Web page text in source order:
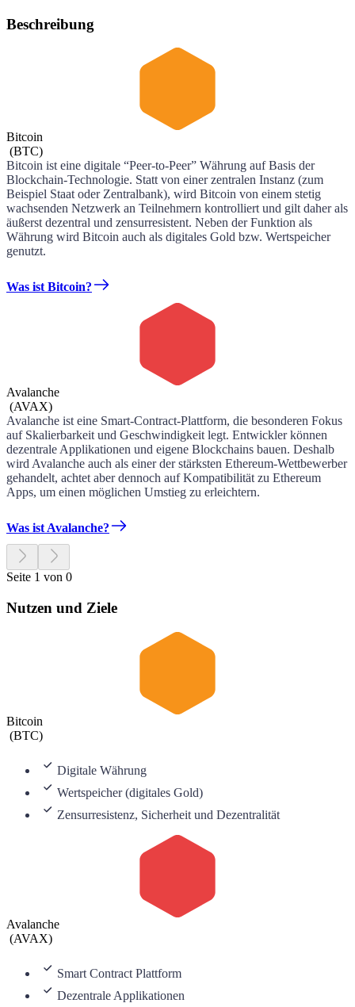
Beschreibung
Bitcoin
(BTC)
Bitcoin ist eine digitale “Peer-to-Peer” Währung auf Basis der
Blockchain-Technologie. Statt von einer zentralen Instanz (zum
Beispiel Staat oder Zentralbank), wird Bitcoin von einem stetig
wachsenden Netzwerk an Teilnehmern kontrolliert und gilt daher als
äußerst dezentral und zensurresistent. Neben der Funktion als
Währung wird Bitcoin auch als digitales Gold bzw. Wertspeicher
genutzt.
Was ist Bitcoin?
Avalanche
(AVAX)
Avalanche ist eine Smart-Contract-Plattform, die besonderen Fokus
auf Skalierbarkeit und Geschwindigkeit legt. Entwickler können
dezentrale Applikationen und eigene Blockchains bauen. Deshalb
wird Avalanche auch als einer der stärksten Ethereum-Wettbewerber
gehandelt, achtet aber dennoch auf Kompatibilität zu Ethereum
Apps, um einen möglichen Umstieg zu erleichtern.
Was ist Avalanche?
Seite 1 von 0
Nutzen und Ziele
Bitcoin
(BTC)
Digitale Währung
Wertspeicher (digitales Gold)
Zensurresistenz, Sicherheit und Dezentralität
Avalanche
(AVAX)
Smart Contract Plattform
Dezentrale Applikationen